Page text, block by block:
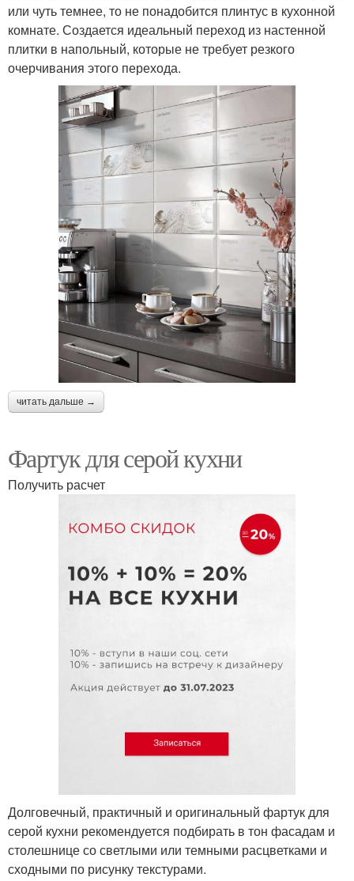
или чуть темнее, то не понадобится плинтус в кухонной
комнате. Создается идеальный переход из настенной
плитки в напольный, которые не требует резкого
очерчивания этого перехода.
читать дальше →
Фартук для серой кухни
Получить расчет
Долговечный, практичный и оригинальный фартук для
серой кухни рекомендуется подбирать в тон фасадам и
столешнице со светлыми или темными расцветками и
сходными по рисунку текстурами.